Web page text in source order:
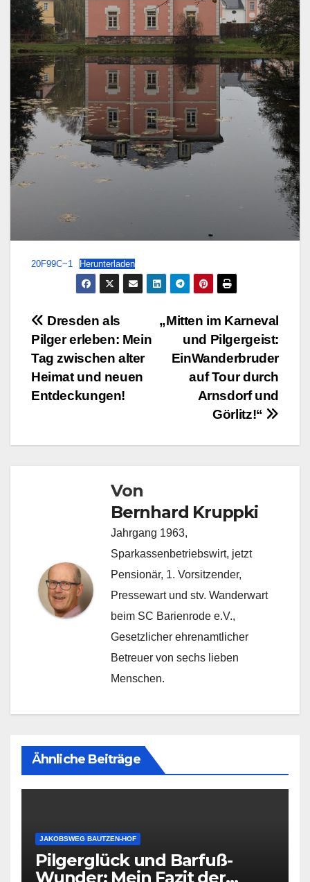
20F99C~1 Herunterladen
Beitragsnavigation
„Mitten im Karneval
und Pilgergeist:
EinWanderbruder
auf Tour durch
Arnsdorf und
Görlitz!“
Dresden als
Pilger erleben: Mein
Tag zwischen alter
Heimat und neuen
Entdeckungen!
Von
Bernhard Kruppki
Jahrgang 1963,
Sparkassenbetriebswirt, jetzt
Pensionär, 1. Vorsitzender,
Pressewart und stv. Wanderwart
beim SC Barienrode e.V.,
Gesetzlicher ehrenamtlicher
Betreuer von sechs lieben
Menschen.
Ähnliche Beiträge
JAKOBSWEG BAUTZEN-HOF
Pilgerglück und Barfuß-
Wunder: Mein Fazit der